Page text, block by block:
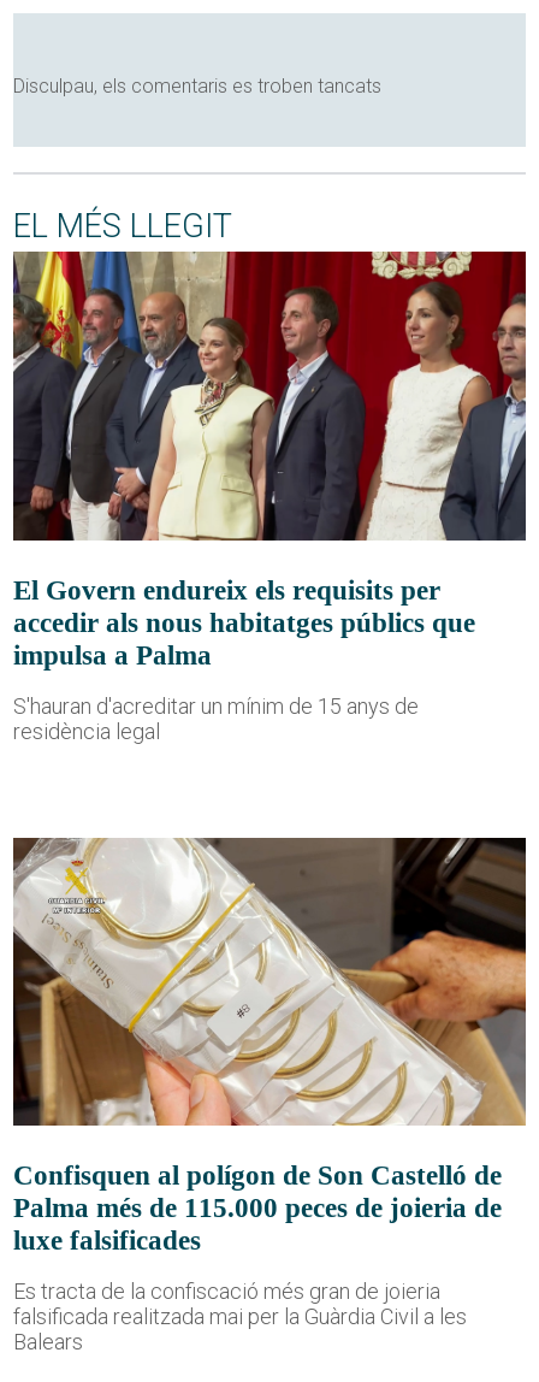
Disculpau, els comentaris es troben tancats
EL MÉS LLEGIT
El Govern endureix els requisits per
accedir als nous habitatges públics que
impulsa a Palma
S'hauran d'acreditar un mínim de 15 anys de
residència legal
Confisquen al polígon de Son Castelló de
Palma més de 115.000 peces de joieria de
luxe falsificades
Es tracta de la confiscació més gran de joieria
falsificada realitzada mai per la Guàrdia Civil a les
Balears